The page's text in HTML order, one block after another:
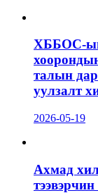
ХББОС-
талын
уулзалт
2026-05-19
Ахмад